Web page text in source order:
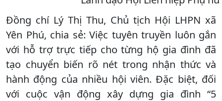
Đồng chí Lý Thị Thu, Chủ tịch Hội LHPN xã
Yên Phú, chia sẻ: Việc tuyên truyền luôn gắn
với hỗ trợ trực tiếp cho từng hộ gia đình đã
tạo chuyển biến rõ nét trong nhận thức và
hành động của nhiều hội viên. Đặc biệt, đối
với cuộc vận động xây dựng gia đình “5